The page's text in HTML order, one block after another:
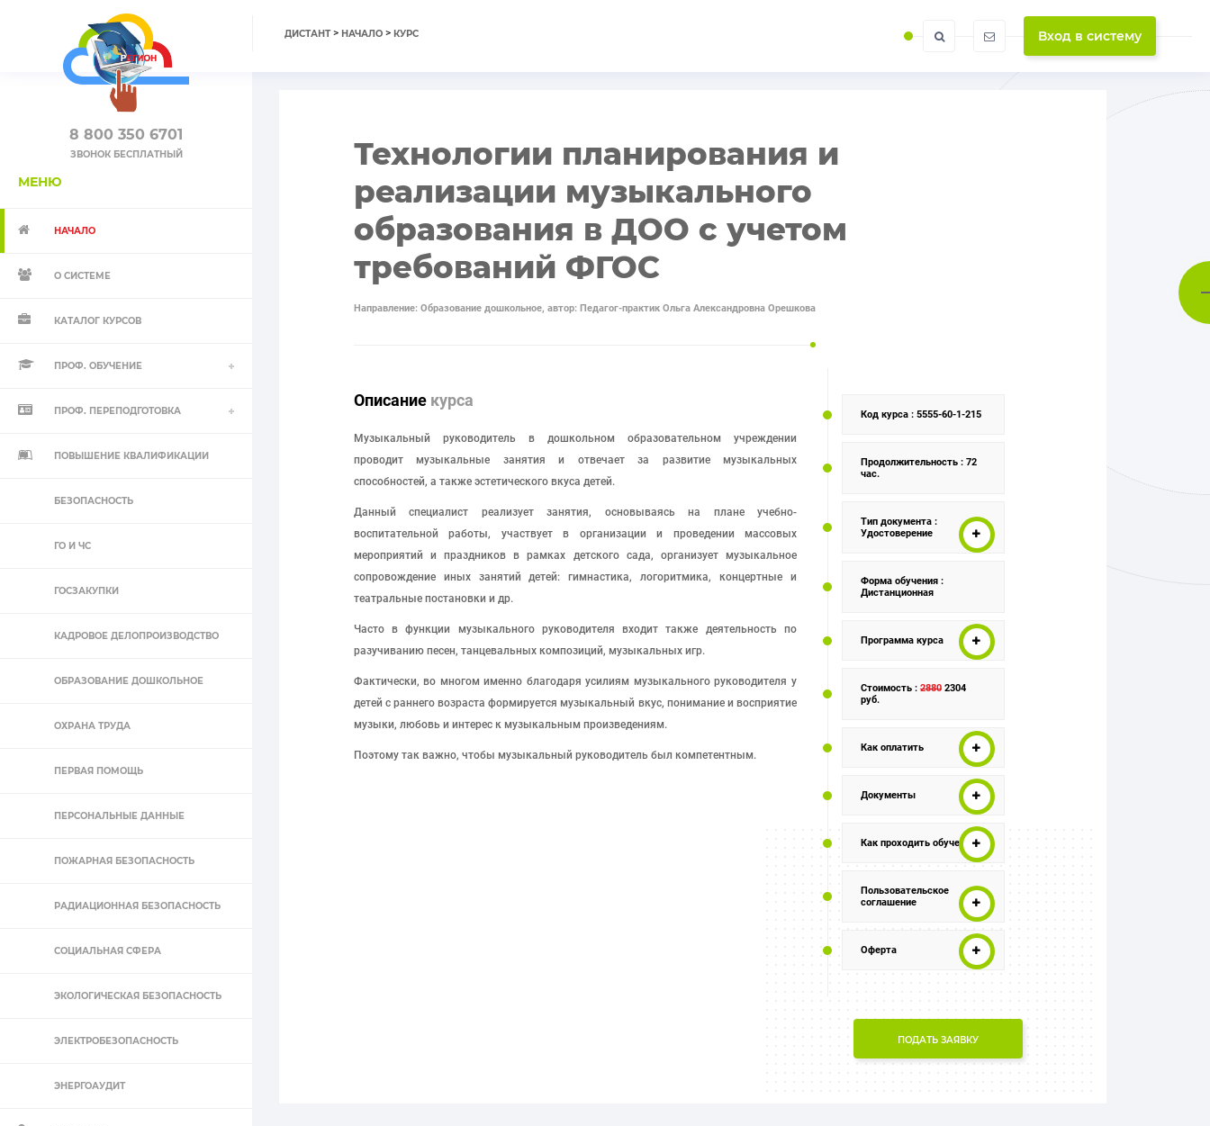
ДИСТАНТ> НАЧАЛО > КУРС Вход в систему
8 800 350 6701
ЗВОНОК БЕСПЛАТНЫЙ
МЕНЮ
НАЧАЛО
О СИСТЕМЕ
КАТАЛОГ КУРСОВ
ПРОФ. ОБУЧЕНИЕ
ПРОФ. ПЕРЕПОДГОТОВКА
ПОВЫШЕНИЕ КВАЛИФИКАЦИИ
БЕЗОПАСНОСТЬ
ГО И ЧС
ГОСЗАКУПКИ
КАДРОВОЕ ДЕЛОПРОИЗВОДСТВО
ОБРАЗОВАНИЕ ДОШКОЛЬНОЕ
ОХРАНА ТРУДА
ПЕРВАЯ ПОМОЩЬ
ПЕРСОНАЛЬНЫЕ ДАННЫЕ
ПОЖАРНАЯ БЕЗОПАСНОСТЬ
РАДИАЦИОННАЯ БЕЗОПАСНОСТЬ
СОЦИАЛЬНАЯ СФЕРА
ЭКОЛОГИЧЕСКАЯ БЕЗОПАСНОСТЬ
ЭЛЕКТРОБЕЗОПАСНОСТЬ
ЭНЕРГОАУДИТ
Технологии планирования и
реализации музыкального
образования в ДОО с учетом
требований ФГОС
Направление: Образование дошкольное, автор: Педагог-практик Ольга Александровна Орешкова
Описание курса
Музыкальный руководитель в дошкольном образовательном учреждении
проводит музыкальные занятия и отвечает за развитие музыкальных
способностей, а также эстетического вкуса детей.
Данный специалист реализует занятия, основываясь на плане учебно-
воспитательной работы, участвует в организации и проведении массовых
мероприятий и праздников в рамках детского сада, организует музыкальное
сопровождение иных занятий детей: гимнастика, логоритмика, концертные и
театральные постановки и др.
Часто в функции музыкального руководителя входит также деятельность по
разучиванию песен, танцевальных композиций, музыкальных игр.
Фактически, во многом именно благодаря усилиям музыкального руководителя у
детей с раннего возраста формируется музыкальный вкус, понимание и восприятие
музыки, любовь и интерес к музыкальным произведениям.
Поэтому так важно, чтобы музыкальный руководитель был компетентным.
Код курса : 5555-60-1-215
Продолжительность : 72
час.
Тип документа :
Удостоверение
Форма обучения :
Дистанционная
Программа курса
Стоимость : 28802304
руб.
Как оплатить
Документы
Как проходить обучение
Пользовательское
соглашение
Оферта
ПОДАТЬ ЗАЯВКУ